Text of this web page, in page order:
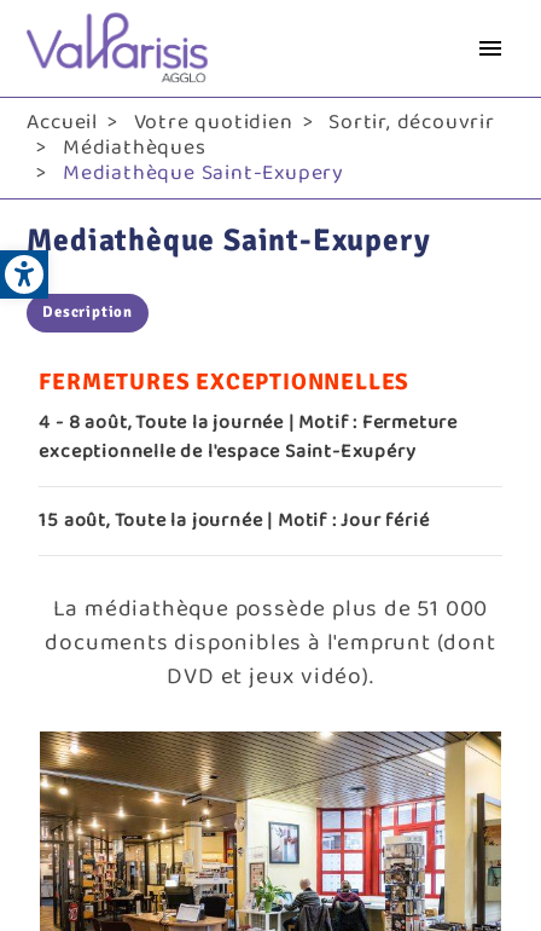
Open toolbar
Accueil Votre quotidien Sortir, découvrir
Médiathèques
Mediathèque Saint-Exupery
Mediathèque Saint-Exupery
Description
FERMETURES EXCEPTIONNELLES
4 - 8 août, Toute la journée| Motif : Fermeture
exceptionnelle de l'espace Saint-Exupéry
15 août, Toute la journée| Motif : Jour férié
La médiathèque possède plus de 51 000
documents disponibles à l'emprunt (dont
DVD et jeux vidéo).